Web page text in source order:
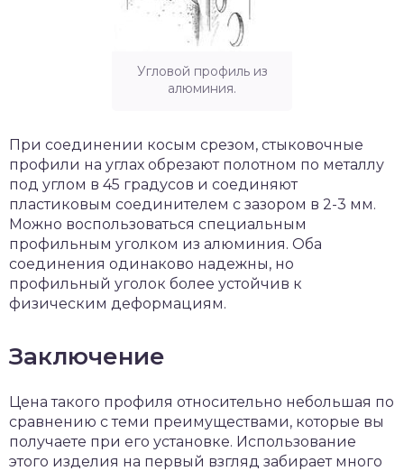
Угловой профиль из
алюминия.
При соединении косым срезом, стыковочные
профили на углах обрезают полотном по металлу
под углом в 45 градусов и соединяют
пластиковым соединителем с зазором в 2-3 мм.
Можно воспользоваться специальным
профильным уголком из алюминия. Оба
соединения одинаково надежны, но
профильный уголок более устойчив к
физическим деформациям.
Заключение
Цена такого профиля относительно небольшая по
сравнению с теми преимуществами, которые вы
получаете при его установке. Использование
этого изделия на первый взгляд забирает много